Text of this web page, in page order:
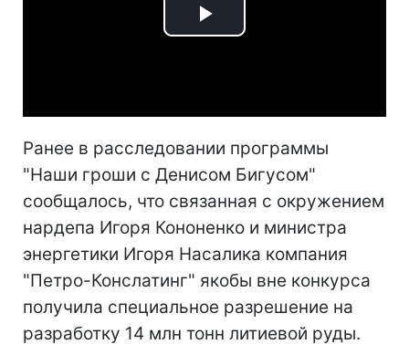
Play
Ранее в расследовании программы
"Наши гроши с Денисом Бигусом"
сообщалось, что связанная с окружением
нардепа Игоря Кононенко и министра
энергетики Игоря Насалика компания
"Петро-Конслатинг" якобы вне конкурса
получила специальное разрешение на
разработку 14 млн тонн литиевой руды.